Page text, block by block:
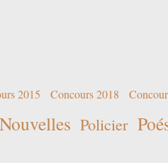
2015 Concours 2018
Nouvelles Policier